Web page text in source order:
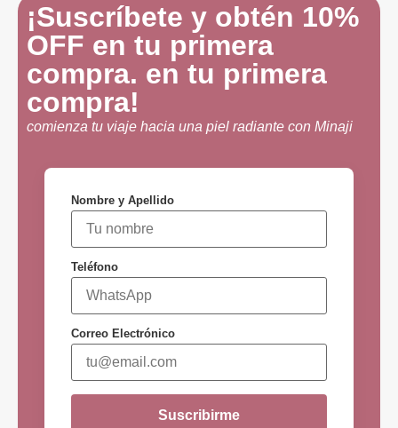
¡Suscríbete y obtén 10%
OFF en tu primera
compra. en tu primera
compra!
comienza tu viaje hacia una piel radiante con Minaji
Nombre y Apellido
Teléfono
Correo Electrónico
Suscribirme